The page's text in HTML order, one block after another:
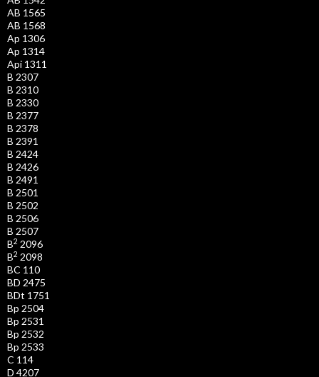
AB 1565
AB 1568
Ap 1306
Ap 1314
Api 1311
B 2307
B 2310
B 2330
B 2377
B 2378
B 2391
B 2424
B 2426
B 2491
B 2501
B 2502
B 2506
B 2507
B2 2096
B2 2098
BC 110
BD 2475
BDt 1751
Bp 2504
Bp 2531
Bp 2532
Bp 2533
C 114
D 4207